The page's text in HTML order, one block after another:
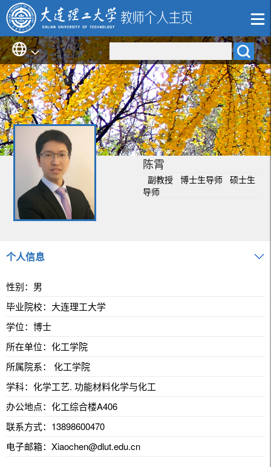
陈霄
副教授 博士生导师 硕士生
导师
个人信息
性别：男
毕业院校：大连理工大学
学位：博士
所在单位：化工学院
所属院系： 化工学院
学科：化学工艺. 功能材料化学与化工
办公地点：化工综合楼A406
联系方式： 13898600470
电子邮箱： Xiaochen@dlut.edu.cn